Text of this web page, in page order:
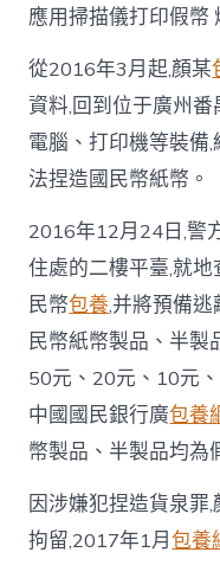
應用掃描儀打印假幣
從2016年3月起,顏某
資料,回到位于廣州番
電腦、打印機等裝備
法捏造國民幣紙幣。
2016年12月24日,警
住處的二樓平臺,就
民幣包養,并將預備
民幣紙幣製品、半製
50元、20元、10元
中國國民銀行廣包養
幣製品、半製品均為
因涉嫌犯捏造貨泉
拘留,2017年1月包養